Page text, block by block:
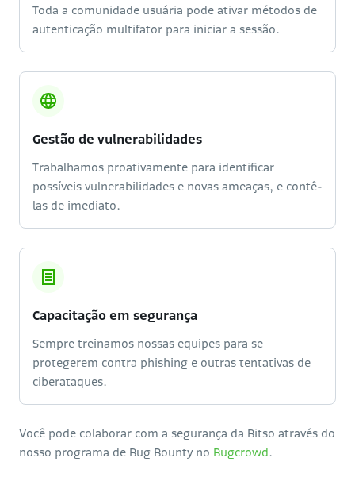
Toda a comunidade usuária pode ativar métodos de
autenticação multifator para iniciar a sessão.
Gestão de vulnerabilidades
Trabalhamos proativamente para identificar
possíveis vulnerabilidades e novas ameaças, e contê-
las de imediato.
Capacitação em segurança
Sempre treinamos nossas equipes para se
protegerem contra phishing e outras tentativas de
ciberataques.
Você pode colaborar com a segurança da Bitso através do
nosso programa de Bug Bounty no Bugcrowd.